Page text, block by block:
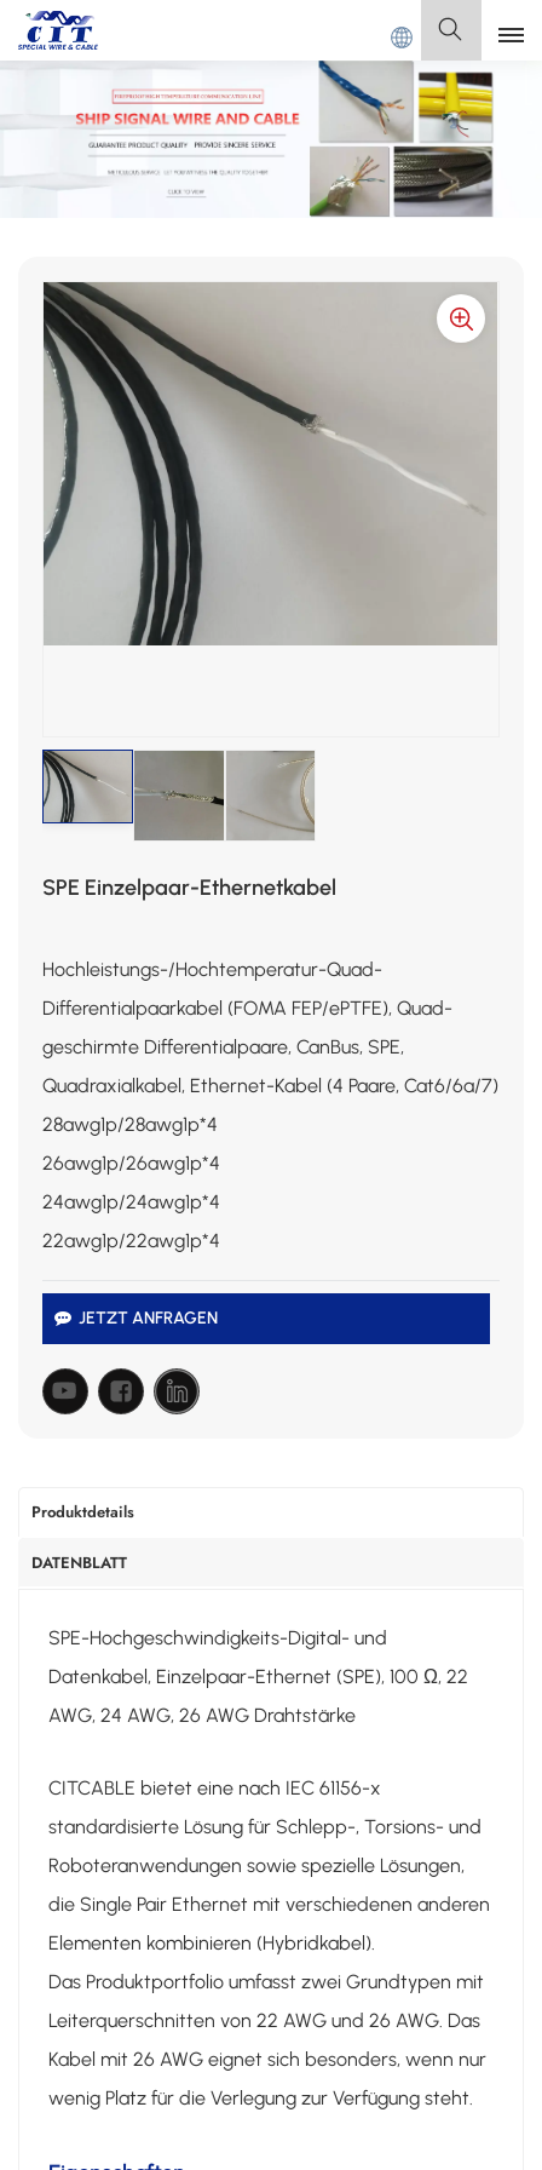
SPECIAL CABLE Co., Ltd. Deutsch
English
Français
Español
SPE Einzelpaar-Ethernetkabel
Hochleistungs-/Hochtemperatur-Quad-
Differentialpaarkabel (FOMA FEP/ePTFE), Quad-
geschirmte Differentialpaare, CanBus, SPE,
Quadraxialkabel, Ethernet-Kabel (4 Paare, Cat6/6a/7)
28awg1p/28awg1p*4
26awg1p/26awg1p*4
24awg1p/24awg1p*4
22awg1p/22awg1p*4
JETZT ANFRAGEN
Produktdetails
DATENBLATT
SPE-Hochgeschwindigkeits-Digital- und
Datenkabel, Einzelpaar-Ethernet (SPE), 100 Ω, 22
AWG, 24 AWG, 26 AWG Drahtstärke
CITCABLE bietet eine nach IEC 61156-x
standardisierte Lösung für Schlepp-, Torsions- und
Roboteranwendungen sowie spezielle Lösungen,
die Single Pair Ethernet mit verschiedenen anderen
Elementen kombinieren (Hybridkabel).
Das Produktportfolio umfasst zwei Grundtypen mit
Leiterquerschnitten von 22 AWG und 26 AWG. Das
Kabel mit 26 AWG eignet sich besonders, wenn nur
wenig Platz für die Verlegung zur Verfügung steht.